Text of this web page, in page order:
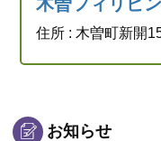
住所 : 木曽町新開
お知らせ